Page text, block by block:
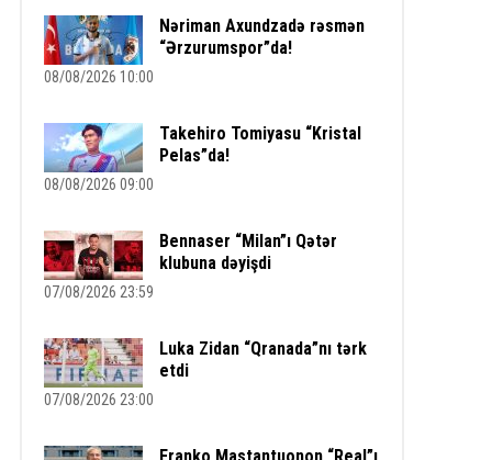
Nəriman Axundzadə rəsmən
“Ərzurumspor”da!
08/08/2026 10:00
Takehiro Tomiyasu “Kristal
Pelas”da!
08/08/2026 09:00
Bennaser “Milan”ı Qətər
klubuna dəyişdi
07/08/2026 23:59
Luka Zidan “Qranada”nı tərk
etdi
07/08/2026 23:00